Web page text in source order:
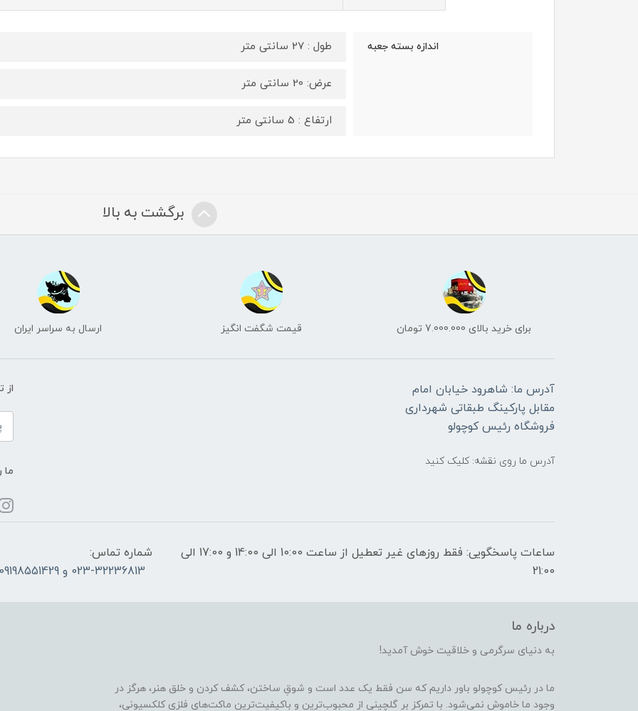
اندازه بسته جعبه طول : 27 سانتی متر
عرض: 20 سانتی متر
ارتفاع : 5 سانتی متر
برگشت به بالا
برای خرید بالای 7.000.000 تومان قیمت شگفت انگیز ارسال به سراسر ایران
آدرس ما: شاهرود خیابان امام
مقابل پارکینگ طبقاتی شهرداری
فروشگاه رئیس کوچولو
آدرس ما روی نقشه: کلیک کنید
از
ما
ساعات پاسخگویی: فقط روزهای غیر تعطیل از ساعت 10:00 الی 14:00 و 17:00 الی
21:00
شماره تماس:
023-32236813 و 09198551429
درباره ما
به دنیای سرگرمی و خلاقیت خوش آمدید!
ما در رئیس کوچولو باور داریم که سن فقط یک عدد است و شوقِ ساختن، کشف کردن و خلق هنر، هرگز در
وجود ما خاموش نمی‌شود. با تمرکز بر گلچینی از محبوب‌ترین و باکیفیت‌ترین ماکت‌های فلزی کلکسیونی،